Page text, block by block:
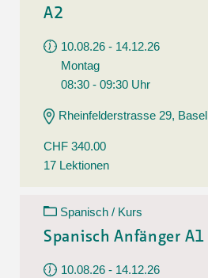
A2
10.08.26 - 14.12.26
Montag
08:30 - 09:30 Uhr
Rheinfelderstrasse 29, Basel
CHF 340.00
17 Lektionen
Spanisch / Kurs
Spanisch Anfänger A1
10.08.26 - 14.12.26